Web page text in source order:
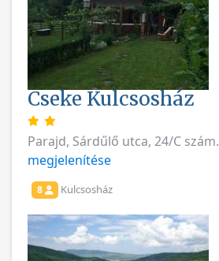
Cseke Kulcsosház
Parajd, Sárdűlő utca, 24/C szám.
megjelenítése
8 Kulcsosház